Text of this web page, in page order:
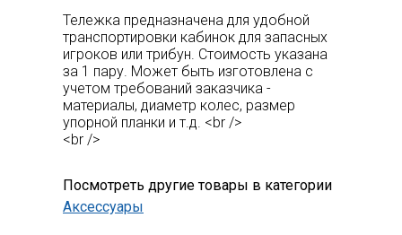
Тележка предназначена для удобной
транспортировки кабинок для запасных
игроков или трибун. Стоимость указана
за 1 пару. Может быть изготовлена с
учетом требований заказчика -
материалы, диаметр колес, размер
упорной планки и т.д. <br />
<br />
Посмотреть другие товары в категории
Аксессуары